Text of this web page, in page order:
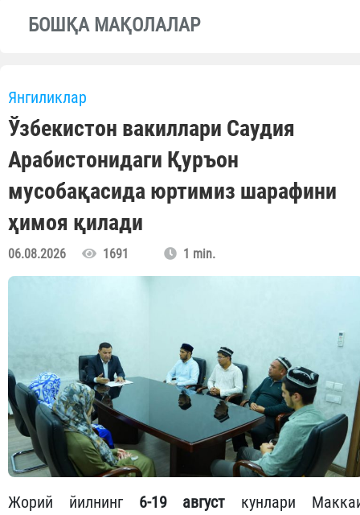
БОШҚА МАҚОЛАЛАР
Янгиликлар
Ўзбекистон вакиллари Саудия
Арабистонидаги Қуръон
мусобақасида юртимиз шарафини
ҳимоя қилади
06.08.2026 1691 1 min.
Жорий йилнинг 6-19 август кунлари